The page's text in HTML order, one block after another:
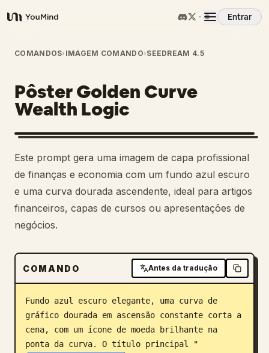
YouMind
Entrar
Visão Geral
Casos de Uso
Habilidades
Prompts
Preços
Blog
Atualizações
COMANDOS› IMAGEM COMANDO›SEEDREAM 4.5
Pôster Golden Curve
Wealth Logic
Este prompt gera uma imagem de capa profissional
de finanças e economia com um fundo azul escuro
e uma curva dourada ascendente, ideal para artigos
financeiros, capas de cursos ou apresentações de
negócios.
COMANDO Antes da tradução
Fundo azul escuro elegante, uma curva de
gráfico dourada em ascensão constante corta a
cena, com um ícone de moeda brilhante na
ponta da curva. O título principal "